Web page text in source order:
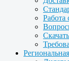
Работа